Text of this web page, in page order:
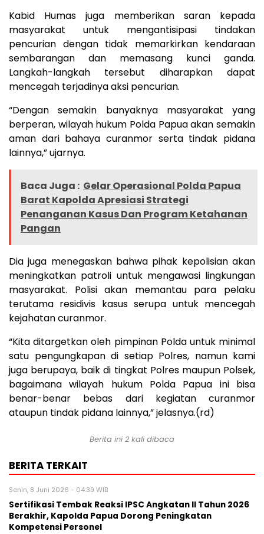
Kabid Humas juga memberikan saran kepada
masyarakat untuk mengantisipasi tindakan
pencurian dengan tidak memarkirkan kendaraan
sembarangan dan memasang kunci ganda.
Langkah-langkah tersebut diharapkan dapat
mencegah terjadinya aksi pencurian.
“Dengan semakin banyaknya masyarakat yang
berperan, wilayah hukum Polda Papua akan semakin
aman dari bahaya curanmor serta tindak pidana
lainnya,” ujarnya.
Baca Juga : Gelar Operasional Polda Papua
Barat Kapolda Apresiasi Strategi
Penanganan Kasus Dan Program Ketahanan
Pangan
Dia juga menegaskan bahwa pihak kepolisian akan
meningkatkan patroli untuk mengawasi lingkungan
masyarakat. Polisi akan memantau para pelaku
terutama residivis kasus serupa untuk mencegah
kejahatan curanmor.
“Kita ditargetkan oleh pimpinan Polda untuk minimal
satu pengungkapan di setiap Polres, namun kami
juga berupaya, baik di tingkat Polres maupun Polsek,
bagaimana wilayah hukum Polda Papua ini bisa
benar-benar bebas dari kegiatan curanmor
ataupun tindak pidana lainnya,” jelasnya.(rd)
Berita ini 2 kali dibaca
BERITA TERKAIT
Senin, 8 Juni 2026 - 04:39 WIB
Sertifikasi Tembak Reaksi IPSC Angkatan II Tahun 2026
Berakhir, Kapolda Papua Dorong Peningkatan
Kompetensi Personel